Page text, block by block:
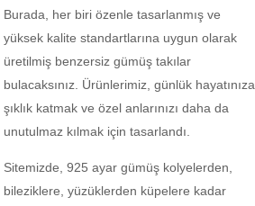
Burada, her biri özenle tasarlanmış ve
yüksek kalite standartlarına uygun olarak
üretilmiş benzersiz gümüş takılar
bulacaksınız. Ürünlerimiz, günlük hayatınıza
şıklık katmak ve özel anlarınızı daha da
unutulmaz kılmak için tasarlandı.
Sitemizde, 925 ayar gümüş kolyelerden,
bileziklere, yüzüklerden küpelere kadar